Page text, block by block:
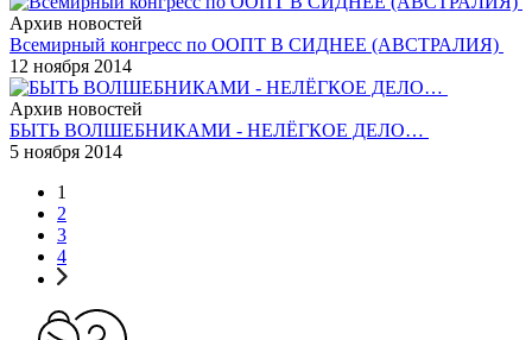
Архив новостей
Всемирный конгресс по ООПТ В СИДНЕЕ (АВСТРАЛИЯ)
12 ноября 2014
Архив новостей
БЫТЬ ВОЛШЕБНИКАМИ - НЕЛЁГКОЕ ДЕЛО…
5 ноября 2014
1
2
3
4